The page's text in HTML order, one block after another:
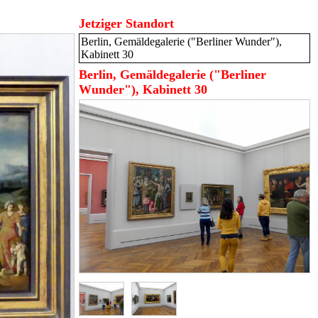
Jetziger Standort
Berlin, Gemäldegalerie ("Berliner Wunder"),
Kabinett 30
Berlin, Gemäldegalerie ("Berliner
Wunder"), Kabinett 30